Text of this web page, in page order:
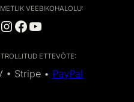
VEEBIKOHALOLU:
Instagram Facebook YouTube
ETTEVÕTE:
• Stripe • PayPal